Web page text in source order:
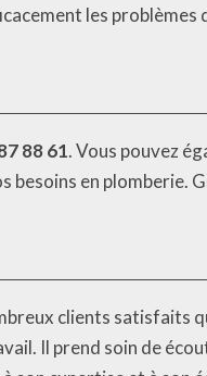
les problèmes
88 61. Vous pouvez
besoins en plomberie.
clients satisfaits
Il prend soin de